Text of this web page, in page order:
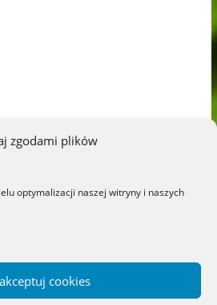
zgodami plików
optymalizacji naszej witryny i naszych
cookies